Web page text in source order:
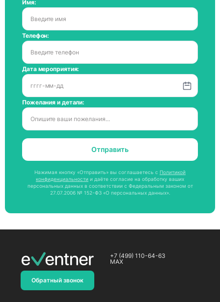
Имя:
Телефон:
Дата мероприятия:
Пожелания и детали:
Отправить
Нажимая кнопку «Отправить» вы соглашаетесь с Политикой
конфиденциальности и даёте согласие на обработку ваших
персональных данных в соответствии с Федеральным законом от
27.07.2006 № 152-ФЗ «О персональных данных».
Обратный звонок
+7 (499) 110-64-63
MAX